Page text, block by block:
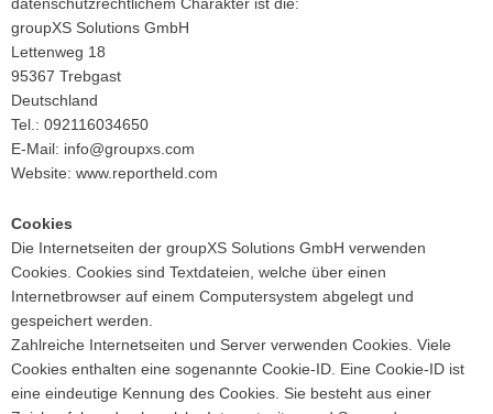
groupXS Solutions GmbH
Lettenweg 18
95367 Trebgast
Deutschland
Tel.: 092116034650
E-Mail: info@groupxs.com
Website: www.reportheld.com
Cookies
Die Internetseiten der groupXS Solutions GmbH verwenden
Cookies. Cookies sind Textdateien, welche über einen
Internetbrowser auf einem Computersystem abgelegt und
gespeichert werden.
Zahlreiche Internetseiten und Server verwenden Cookies. Viele
Cookies enthalten eine sogenannte Cookie-ID. Eine Cookie-ID ist
eine eindeutige Kennung des Cookies. Sie besteht aus einer